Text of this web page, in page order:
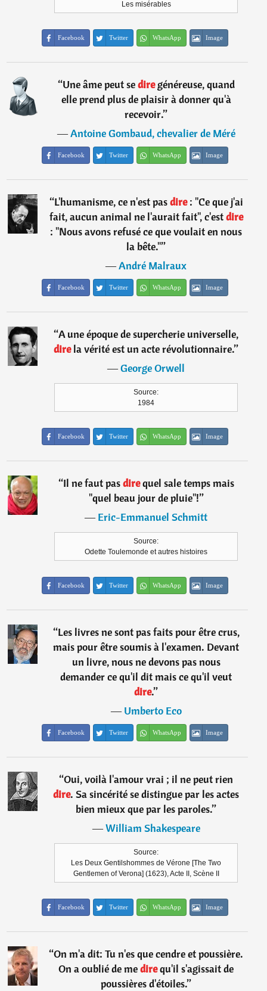
Les misérables
Facebook Twitter WhatsApp Image
“Une âme peut sediregénéreuse, quand
elle prend plus de plaisir à donner qu'à
recevoir.”
―Antoine Gombaud, chevalier de Méré
Facebook Twitter WhatsApp Image
“L'humanisme, ce n'est pasdire: "Ce que j'ai
fait, aucun animal ne l'aurait fait", c'estdire
: "Nous avons refusé ce que voulait en nous
la bête."”
―André Malraux
Facebook Twitter WhatsApp Image
“A une époque de supercherie universelle,
direla vérité est un acte révolutionnaire.”
―George Orwell
Source:
1984
Facebook Twitter WhatsApp Image
“Il ne faut pasdirequel sale temps mais
"quel beau jour de pluie"!”
―Eric-Emmanuel Schmitt
Source:
Odette Toulemonde et autres histoires
Facebook Twitter WhatsApp Image
“Les livres ne sont pas faits pour être crus,
mais pour être soumis à l'examen. Devant
un livre, nous ne devons pas nous
demander ce qu'il dit mais ce qu'il veut
dire.”
―Umberto Eco
Facebook Twitter WhatsApp Image
“Oui, voilà l'amour vrai ; il ne peut rien
dire. Sa sincérité se distingue par les actes
bien mieux que par les paroles.”
―William Shakespeare
Source:
Les Deux Gentilshommes de Vérone [The Two
Gentlemen of Verona] (1623), Acte II, Scène II
Facebook Twitter WhatsApp Image
“On m'a dit: Tu n'es que cendre et poussière.
On a oublié de medirequ'il s'agissait de
poussières d'étoiles.”